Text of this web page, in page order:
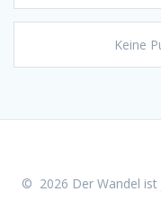
Keine
© 2026 Der Wandel ist